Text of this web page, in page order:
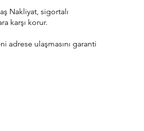
Nakliyat, sigortalı
karşı korur.
adrese ulaşmasını garanti